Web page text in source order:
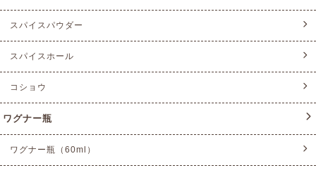
スパイスパウダー
スパイスホール
コショウ
ワグナー瓶
ワグナー瓶（60ml）